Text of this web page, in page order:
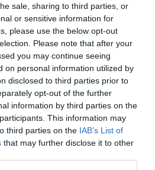
sale, sharing to third parties, or
or sensitive information for
please use the below opt-out
Please note that after your
you may continue seeing
on personal information utilized by
disclosed to third parties prior to
opt-out of the further
information by third parties on the
This information may
third parties on the IAB’s List of
that may further disclose it to other
ΨΑΡΕΜΑ ΑΠΟ ΣΚΑΦΟΣ
και δοκιμάζοντας την
πρώτη φορά που άκουσα τη λέξη
η αλήθεια είναι ότι ήμουν πολύ μικρός
Μύθοι και Αλήθειες
μια ανοικτή παραλία, το
της είναι μονόδρομος.